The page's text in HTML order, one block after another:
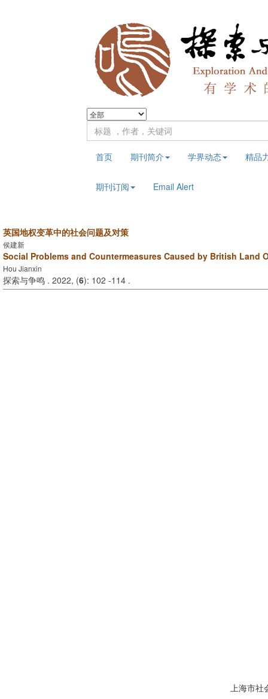
首页 期刊简介 学界动态 精品
期刊订阅 Email Alert
英国地权变革中的社会问题及对策
侯建新
Social Problems and Countermeasures Caused by British Land
Hou Jianxin
探索与争鸣 . 2022, (6): 102 -114 .
上海市社